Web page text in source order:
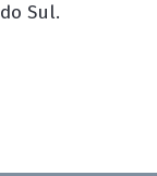
Sul.